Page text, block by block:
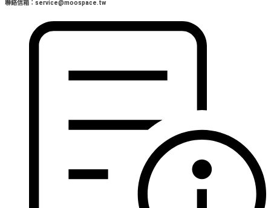
聯絡信箱：service@moospace.tw